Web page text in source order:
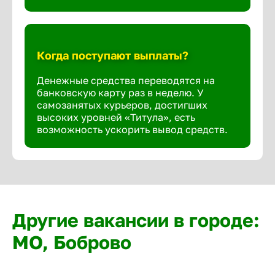
Когда поступают выплаты?
Денежные средства переводятся на
банковскую карту раз в неделю. У
самозанятых курьеров, достигших
высоких уровней «Титула», есть
возможность ускорить вывод средств.
Другие вакансии в городе:
МО, Боброво